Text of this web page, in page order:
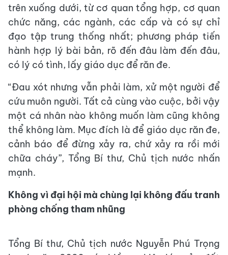
trên xuống dưới, từ cơ quan tổng hợp, cơ quan
chức năng, các ngành, các cấp và có sự chỉ
đạo tập trung thống nhất; phương pháp tiến
hành hợp lý bài bản, rõ đến đâu làm đến đâu,
có lý có tình, lấy giáo dục để răn đe.
“Đau xót nhưng vẫn phải làm, xử một người để
cứu muôn người. Tất cả cùng vào cuộc, bởi vậy
một cá nhân nào không muốn làm cũng không
thể không làm. Mục đích là để giáo dục răn đe,
cảnh báo để đừng xảy ra, chứ xảy ra rồi mới
chữa cháy”, Tổng Bí thư, Chủ tịch nước nhấn
mạnh.
Không vì đại hội mà chùng lại không đấu tranh
phòng chống tham nhũng
Tổng Bí thư, Chủ tịch nước Nguyễn Phú Trọng